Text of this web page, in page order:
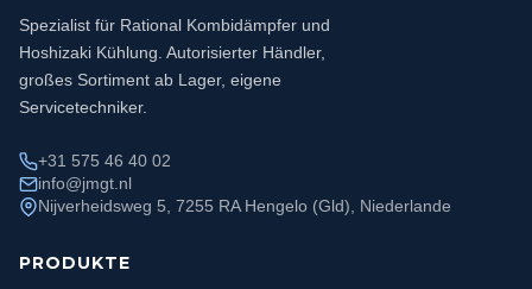
Spezialist für Rational Kombidämpfer und
Hoshizaki Kühlung. Autorisierter Händler,
großes Sortiment ab Lager, eigene
Servicetechniker.
+31 575 46 40 02
info@jmgt.nl
Nijverheidsweg 5, 7255 RA Hengelo (Gld), Niederlande
PRODUKTE